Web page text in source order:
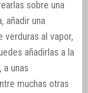
sobre una
añadir una
verduras al vapor,
añadirlas a la
unas
muchas otras